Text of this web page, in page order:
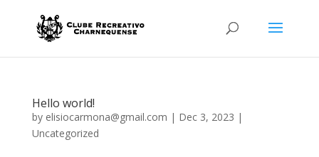
Hello world!
by elisiocarmona@gmail.com | Dec 3, 2023 |
Uncategorized